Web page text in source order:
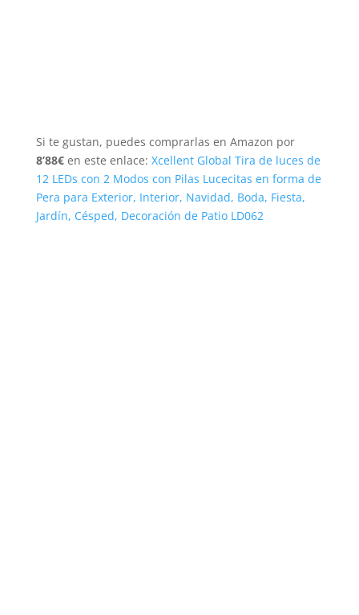
Si te gustan, puedes comprarlas en Amazon por
8’88€en este enlace: Xcellent Global Tira de luces de
12 LEDs con 2 Modos con Pilas Lucecitas en forma de
Pera para Exterior, Interior, Navidad, Boda, Fiesta,
Jardín, Césped, Decoración de Patio LD062